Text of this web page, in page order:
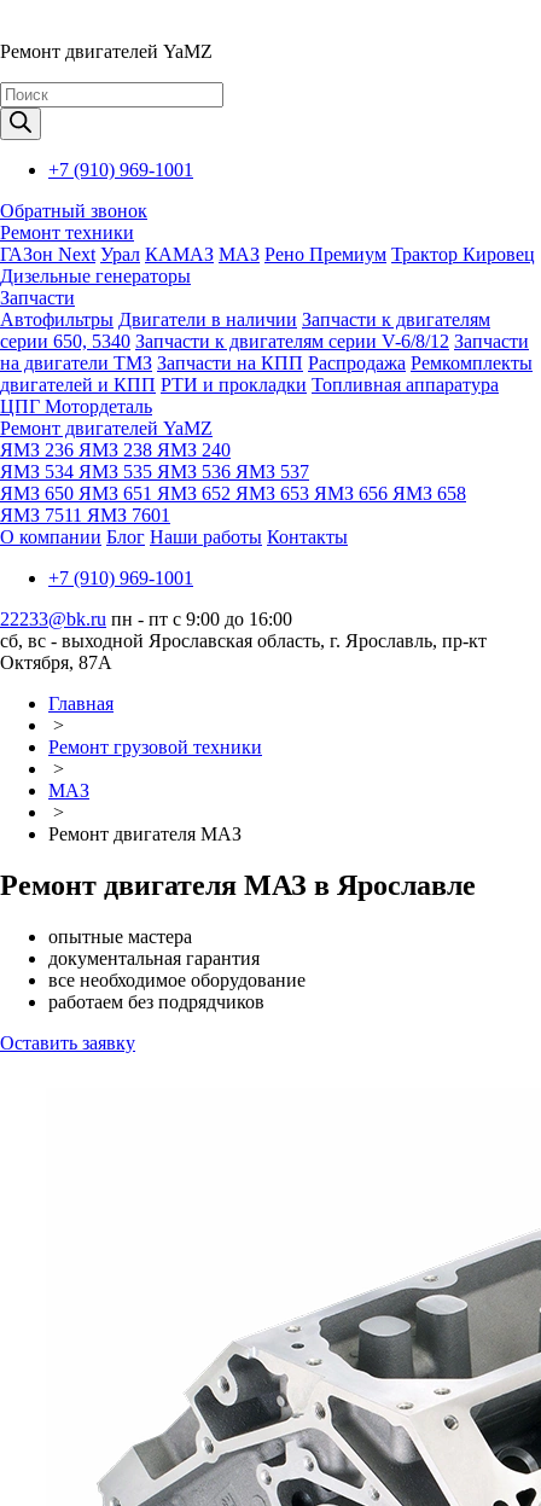
Ремонт двигателей YaMZ
Поиск
товаров
+7 (910) 969-1001
Обратный звонок
Ремонт техники
ГАЗон Next Урал КАМАЗ МАЗ Рено Премиум Трактор Кировец
Дизельные генераторы
Запчасти
Автофильтры Двигатели в наличии Запчасти к двигателям
серии 650, 5340 Запчасти к двигателям серии V-6/8/12 Запчасти
на двигатели ТМЗ Запчасти на КПП Распродажа Ремкомплекты
двигателей и КПП РТИ и прокладки Топливная аппаратура
ЦПГ Мотордеталь
Ремонт двигателей YaMZ
ЯМЗ 236 ЯМЗ 238 ЯМЗ 240
ЯМЗ 534 ЯМЗ 535 ЯМЗ 536 ЯМЗ 537
ЯМЗ 650 ЯМЗ 651 ЯМЗ 652 ЯМЗ 653 ЯМЗ 656 ЯМЗ 658
ЯМЗ 7511 ЯМЗ 7601
О компании Блог Наши работы Контакты
+7 (910) 969-1001
22233@bk.ru пн - пт с 9:00 до 16:00
сб, вс - выходной Ярославская область, г. Ярославль, пр-кт
Октября, 87А
Главная
>
Ремонт грузовой техники
>
МАЗ
>
Ремонт двигателя МАЗ
Ремонт двигателя МАЗ в Ярославле
опытные мастера
документальная гарантия
все необходимое оборудование
работаем без подрядчиков
Оставить заявку